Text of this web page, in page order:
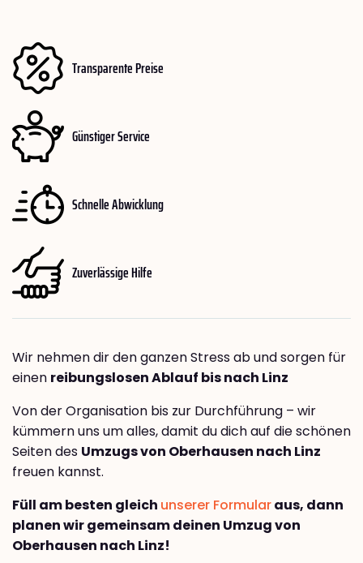
Transparente Preise
Günstiger Service
Schnelle Abwicklung
Zuverlässige Hilfe
Wir nehmen dir den ganzen Stress ab und sorgen für
einen reibungslosen Ablauf bis nach Linz
Von der Organisation bis zur Durchführung – wir
kümmern uns um alles, damit du dich auf die schönen
Seiten des Umzugs von Oberhausen nach Linz
freuen kannst.
Füll am besten gleich unserer Formularaus, dann
planen wir gemeinsam deinen Umzug von
Oberhausen nach Linz!